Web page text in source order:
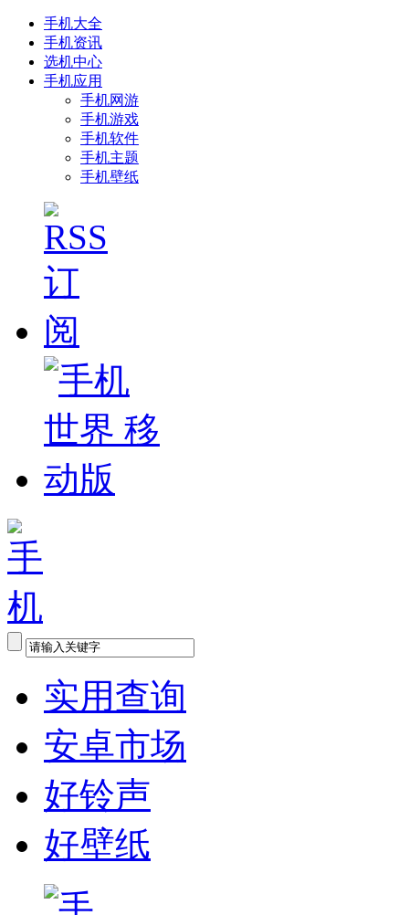
手机大全
手机资讯
选机中心
手机应用
手机网游
手机游戏
手机软件
手机主题
手机壁纸
实用查询
安卓市场
好铃声
好壁纸